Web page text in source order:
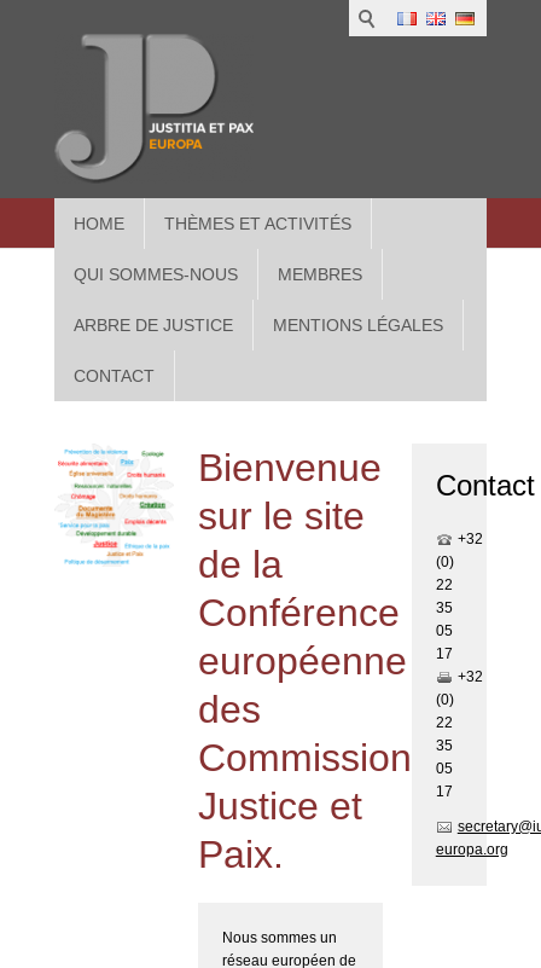
HOME THÈMES ET ACTIVITÉS
QUI SOMMES-NOUS MEMBRES
ARBRE DE JUSTICE MENTIONS LÉGALES
CONTACT
in
Bienvenue
sur le site
de la
Conférence
européenne
des
Commissions
Justice et
Paix.
Nous sommes un
réseau européen de
Contact
+32
(0)
22
35
05
17
+32
(0)
22
35
05
17
europa.org